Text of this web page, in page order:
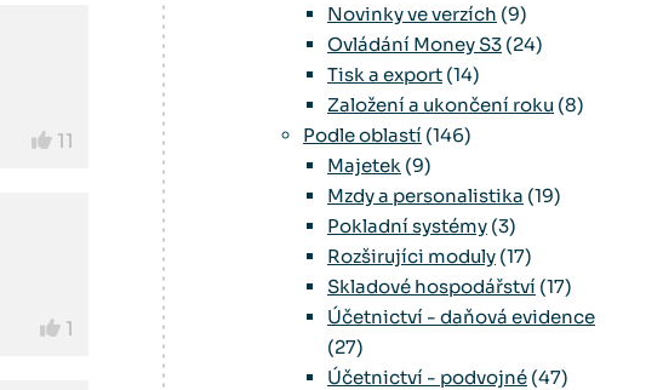
11
1
Novinky ve verzích (9)
Ovládání Money S3(24)
Tisk a export(14)
Založení a ukončení roku (8)
Podle oblastí (146)
Majetek (9)
Mzdy a personalistika (19)
Pokladní systémy(3)
Rozširujíci moduly(17)
Skladové hospodářství (17)
Účetnictví - daňová evidence
(27)
Účetnictví - podvojné(47)